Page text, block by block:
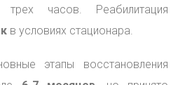
часов. Реабилитация
в условиях стационара.
этапы восстановления